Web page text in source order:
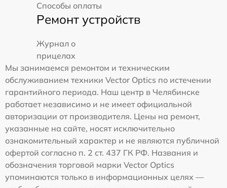
Способы оплаты
Ремонт устройств
Журнал о
прицелах
Мы занимаемся ремонтом и техническим
обслуживанием техники Vector Optics по истечении
гарантийного периода. Наш центр в Челябинске
работает независимо и не имеет официальной
авторизации от производителя. Цены на ремонт,
указанные на сайте, носят исключительно
ознакомительный характер и не являются публичной
офертой согласно п. 2 ст. 437 ГК РФ. Названия и
обозначения торговой марки Vector Optics
упоминаются только в информационных целях —